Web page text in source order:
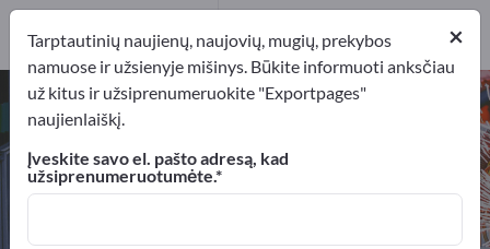
Sriegikliai – raskite gamintojus ir
tiekėjus
Eksportuotojai Gamintojai
4
Gamintojai
×
Tarptautinių naujienų, naujovių, mugių, prekybos
namuose ir užsienyje mišinys. Būkite informuoti anksčiau
už kitus ir užsiprenumeruokite "Exportpages"
naujienlaiškį.
Įveskite savo el. pašto adresą, kad
užsiprenumeruotumėte.